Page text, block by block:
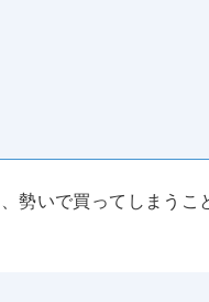
勢いで買ってしまうこ